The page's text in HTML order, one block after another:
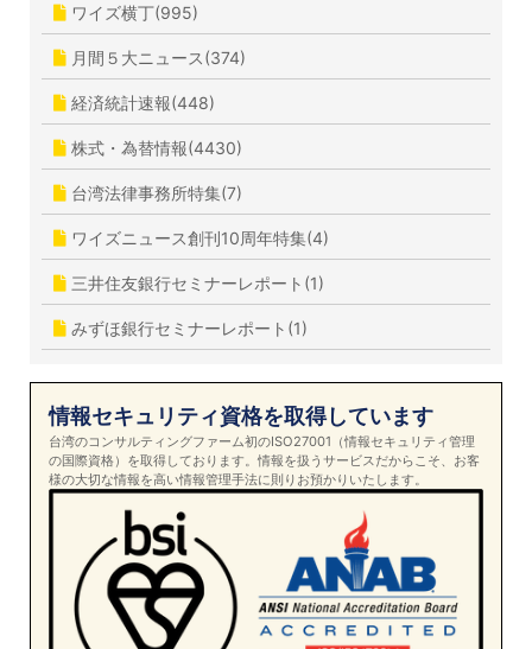
ワイズ横丁(995)
月間５大ニュース(374)
経済統計速報(448)
株式・為替情報(4430)
台湾法律事務所特集(7)
ワイズニュース創刊10周年特集(4)
三井住友銀行セミナーレポート(1)
みずほ銀行セミナーレポート(1)
情報セキュリティ資格を取得しています
台湾のコンサルティングファーム初のISO27001（情報セキュリティ管理
の国際資格）を取得しております。情報を扱うサービスだからこそ、お客
様の大切な情報を高い情報管理手法に則りお預かりいたします。